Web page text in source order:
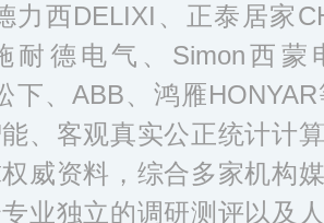
力西DELIXI、正泰居家
耐德电气、Simon西
下、ABB、鸿雁
、客观真实公正统计计
威资料，综合多家机构
业独立的调研测评以及